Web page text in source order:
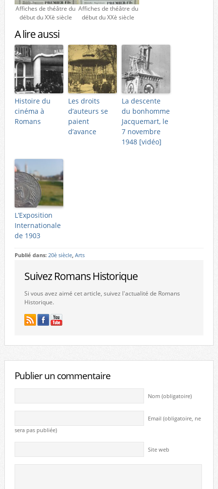
Affiches de théâtre du
début du XXè siècle
Affiches de théâtre du
début du XXè siècle
A lire aussi
Histoire du
cinéma à
Romans
Les droits
d’auteurs se
paient
d’avance
La descente
du bonhomme
Jacquemart, le
7 novembre
1948 [vidéo]
L’Exposition
Internationale
de 1903
Publié dans: 20è siècle, Arts
Suivez Romans Historique
Si vous avez aimé cet article, suivez l'actualité de Romans
Historique.
Publier un commentaire
Nom (obligatoire)
Email (obligatoire, ne
sera pas publiée)
Site web